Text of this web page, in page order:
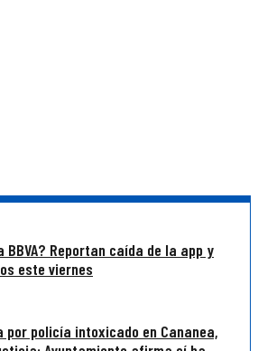
BBVA? Reportan caída de la app y
este viernes
por policía intoxicado en Cananea,